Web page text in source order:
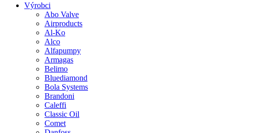
Výrobci
Abo Valve
Airproducts
Al-Ko
Alco
Alfapumpy
Armagas
Belimo
Bluediamond
Bola Systems
Brandoni
Caleffi
Classic Oil
Comet